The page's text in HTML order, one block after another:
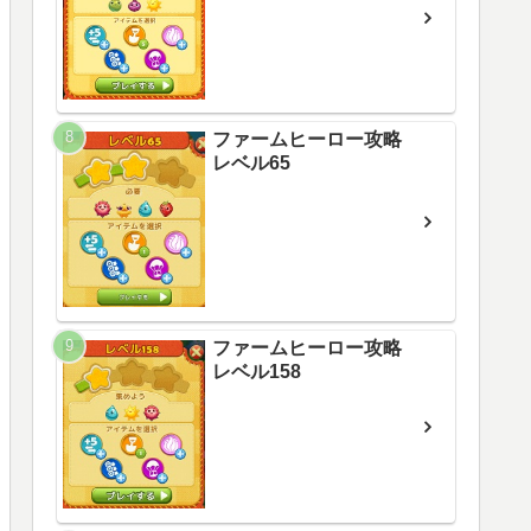
ファームヒーロー攻略
レベル65
ファームヒーロー攻略
レベル158